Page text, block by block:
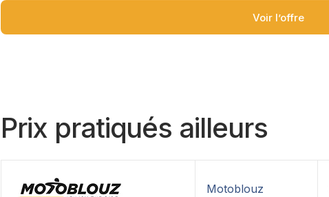
Voir l’offre
Prix pratiqués ailleurs
Motoblouz